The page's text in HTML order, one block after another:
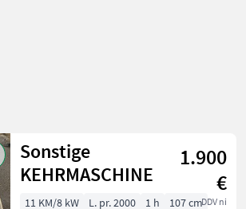
Sonstige
KEHRMASCHINE
1.900
€
DDV ni
11 KM/8 kW L. pr. 2000 1 h
107 cm